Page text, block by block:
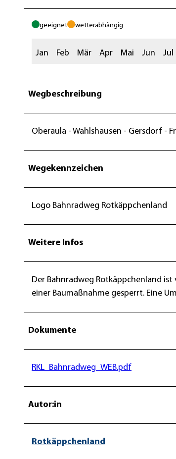
geeignet wetterabhängig
Jan Feb Mär Apr Mai Jun Jul
Wegbeschreibung
Oberaula - Wahlshausen - Gersdorf -
Wegekennzeichen
Logo Bahnradweg Rotkäppchenland
Weitere Infos
Der Bahnradweg Rotkäppchenland
einer Baumaßnahme gesperrt. Eine
Dokumente
RKL_Bahnradweg_WEB.pdf
Autor:in
Rotkäppchenland